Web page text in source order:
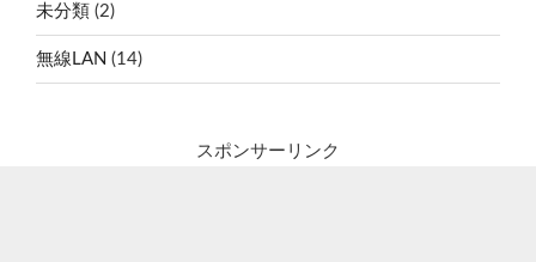
未分類 (2)
無線LAN (14)
スポンサーリンク